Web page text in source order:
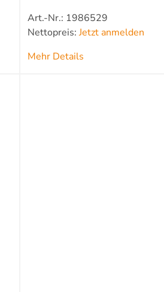
Art.-Nr.: 1986529
Nettopreis:Jetzt anmelden
Mehr Details